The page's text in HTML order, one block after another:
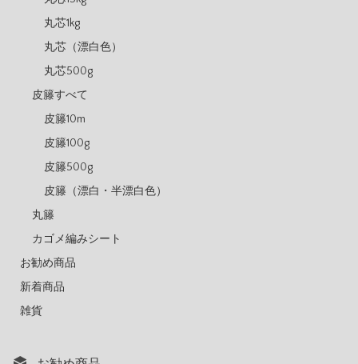
丸芯1kg
丸芯（漂白色）
丸芯500g
皮籐すべて
皮籐10m
皮籐100g
皮籐500g
皮籐（漂白・半漂白色）
丸籐
カゴメ編みシート
お勧め商品
新着商品
雑貨